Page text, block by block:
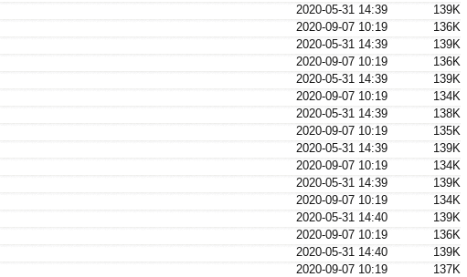
2020-05-31 14:39
139K
2020-09-07 10:19
136K
2020-05-31 14:39
139K
2020-09-07 10:19
136K
2020-05-31 14:39
139K
2020-09-07 10:19
134K
2020-05-31 14:39
138K
2020-09-07 10:19
135K
2020-05-31 14:39
139K
2020-09-07 10:19
134K
2020-05-31 14:39
139K
2020-09-07 10:19
134K
2020-05-31 14:40
139K
2020-09-07 10:19
136K
2020-05-31 14:40
139K
2020-09-07 10:19
137K